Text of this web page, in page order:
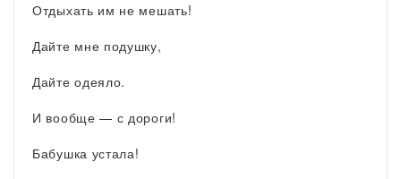
Отдыхать им не мешать!
Дайте мне подушку,
Дайте одеяло.
И вообще — с дороги!
Бабушка устала!